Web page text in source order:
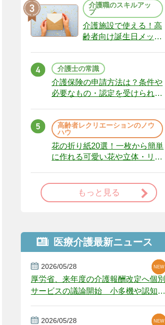
介護職のスキルアッ
プ
介護施設で使える！高
齢者向け誕生日メッセ
介護士の常識
介護保険の申請方法は？条件や
必要なもの・認定を受けられな
高齢者レクリエーションのノウ
ハウ
花の折り紙20選！一枚から簡単
に作れる可愛い花や立体・リー
もっと見る
医療介護最新ニュース
2026/05/28
厚労省、来年度の介護報酬改定へ個別
サービスの議論開始 小多機や認知症
NEW
NEW
NEW
2026/05/28 NEW
NEW